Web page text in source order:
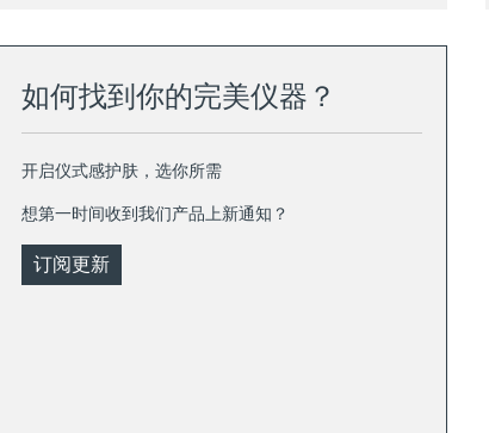
如何找到你的完美仪器？
开启仪式感护肤，选你所需
想第一时间收到我们产品上新通知？
订阅更新